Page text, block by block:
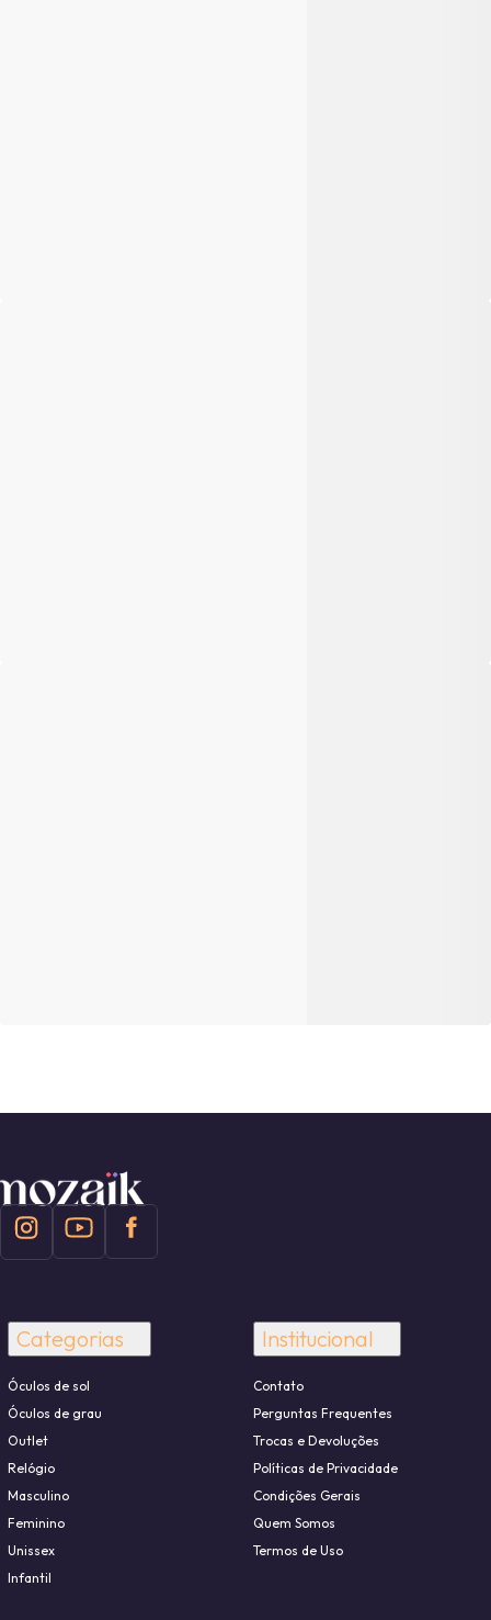
Categorias
Óculos de sol
Óculos de grau
Outlet
Relógio
Masculino
Feminino
Unissex
Infantil
Institucional
Contato
Perguntas Frequentes
Trocas e Devoluções
Políticas de Privacidade
Condições Gerais
Quem Somos
Termos de Uso